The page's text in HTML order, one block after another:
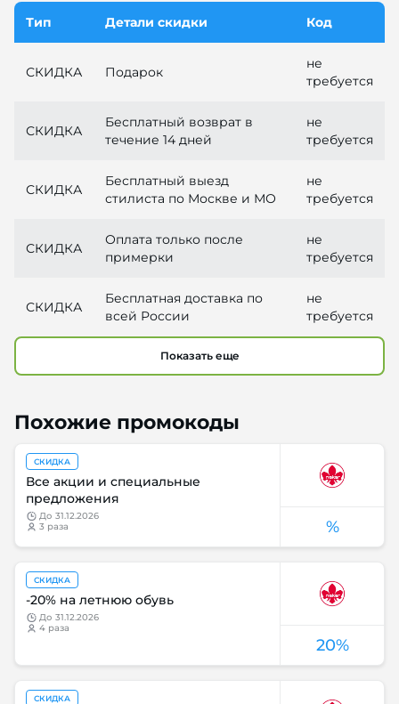
Тип Детали скидки Код
СКИДКА Подарок
не
требуется
СКИДКА
Бесплатный возврат в
течение 14 дней
не
требуется
СКИДКА
Бесплатный выезд
стилиста по Москве и МО
не
требуется
СКИДКА
Оплата только после
примерки
не
требуется
СКИДКА
Бесплатная доставка по
всей России
не
требуется
Показать еще
Похожие промокоды
%
СКИДКА
Все акции и специальные
предложения
до 31.12.2026
3 раза
20%
СКИДКА
-20% на летнюю обувь
до 31.12.2026
4 раза
СКИДКА